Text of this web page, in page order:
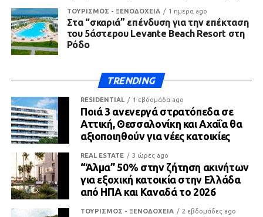
ΤΟΥΡΙΣΜΟΣ - ΞΕΝΟΔΟΧΕΙΑ 1 ημέρα ago
Στα “σκαριά” επένδυση για την επέκταση
του 5άστερου Levante Beach Resort στη
Ρόδο
TRENDING
RESIDENTIAL 1 εβδομάδα ago
Ποιά 3 ανενεργά στρατόπεδα σε
Αττική, Θεσσαλονίκη και Αχαΐα θα
αξιοποιηθούν για νέες κατοικίες
REAL ESTATE 3 ώρες ago
“Άλμα” 50% στην ζήτηση ακινήτων
για εξοχική κατοικία στην Ελλάδα
από ΗΠΑ και Καναδά το 2026
ΤΟΥΡΙΣΜΟΣ - ΞΕΝΟΔΟΧΕΙΑ 2 εβδομάδες ago